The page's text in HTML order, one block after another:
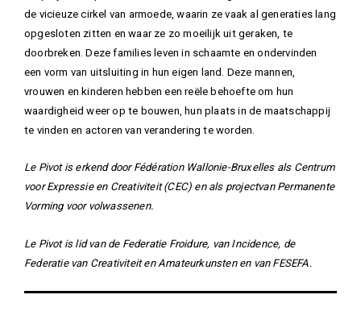
de vicieuze cirkel van armoede, waarin ze vaak al generaties lang
opgesloten zitten en waar ze zo moeilijk uit geraken, te
doorbreken. Deze families leven in schaamte en ondervinden
een vorm van uitsluiting in hun eigen land. Deze mannen,
vrouwen en kinderen hebben een reële behoefte om hun
waardigheid weer op te bouwen, hun plaats in de maatschappij
te vinden en actoren van verandering te worden.
Le Pivot is erkend door Fédération Wallonie-Bruxelles als Centrum
voor Expressie en Creativiteit (CEC) en als projectvan Permanente
Vorming voor volwassenen.
Le Pivot is lid van de Federatie Froidure, van Incidence, de
Federatie van Creativiteit en Amateurkunsten en van FESEFA.